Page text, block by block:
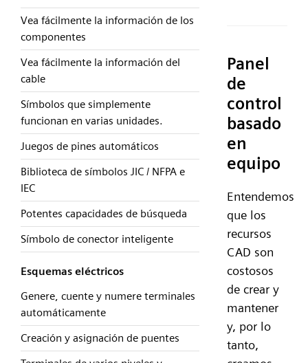
Vea fácilmente la información de los
componentes
Vea fácilmente la información del
cable
Símbolos que simplemente
funcionan en varias unidades.
Juegos de pines automáticos
Biblioteca de símbolos JIC / NFPA e
IEC
Potentes capacidades de búsqueda
Símbolo de conector inteligente
Esquemas eléctricos
Genere, cuente y numere terminales
automáticamente
Creación y asignación de puentes
Panel
de
control
basado
en
equipo
Entendemos
que los
recursos
CAD son
costosos
de crear y
mantener
y, por lo
tanto,